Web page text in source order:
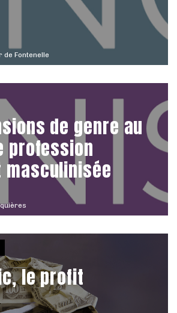
de Fontenelle
de genre au
profession
le profit